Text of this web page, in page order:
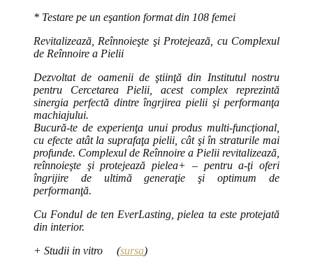
* Testare pe un eşantion format din 108 femei
Revitalizează, Reînnoieşte şi Protejează, cu Complexul
de Reînnoire a Pielii
Dezvoltat de oamenii de ştiinţă din Institutul nostru
pentru Cercetarea Pielii, acest complex reprezintă
sinergia perfectă dintre îngrjirea pielii şi performanţa
machiajului.
Bucură-te de experienţa unui produs multi-funcţional,
cu efecte atât la suprafaţa pielii, cât şi în straturile mai
profunde. Complexul de Reînnoire a Pielii revitalizează,
reînnoieşte şi protejează pielea+ – pentru a-ţi oferi
îngrijire de ultimă generaţie şi optimum de
performanţă.
Cu Fondul de ten EverLasting, pielea ta este protejată
din interior.
+ Studii in vitro (sursa)